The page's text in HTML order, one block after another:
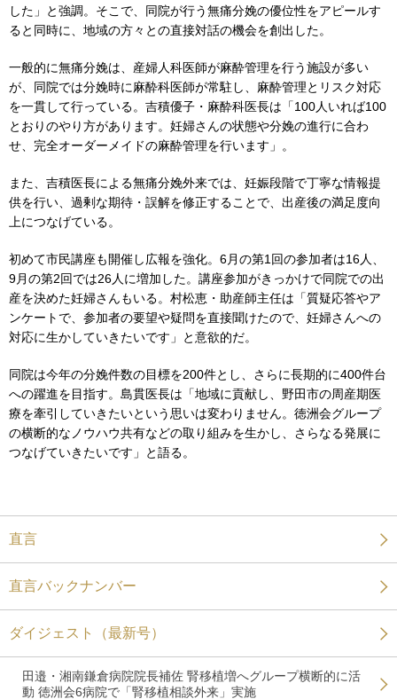
した」と強調。そこで、同院が行う無痛分娩の優位性をアピールす
ると同時に、地域の方々との直接対話の機会を創出した。
一般的に無痛分娩は、産婦人科医師が麻酔管理を行う施設が多い
が、同院では分娩時に麻酔科医師が常駐し、麻酔管理とリスク対応
を一貫して行っている。吉積優子・麻酔科医長は「100人いれば100
とおりのやり方があります。妊婦さんの状態や分娩の進行に合わ
せ、完全オーダーメイドの麻酔管理を行います」。
また、吉積医長による無痛分娩外来では、妊娠段階で丁寧な情報提
供を行い、過剰な期待・誤解を修正することで、出産後の満足度向
上につなげている。
初めて市民講座も開催し広報を強化。6月の第1回の参加者は16人、
9月の第2回では26人に増加した。講座参加がきっかけで同院での出
産を決めた妊婦さんもいる。村松恵・助産師主任は「質疑応答やア
ンケートで、参加者の要望や疑問を直接聞けたので、妊婦さんへの
対応に生かしていきたいです」と意欲的だ。
同院は今年の分娩件数の目標を200件とし、さらに長期的に400件台
への躍進を目指す。島貫医長は「地域に貢献し、野田市の周産期医
療を牽引していきたいという思いは変わりません。徳洲会グループ
の横断的なノウハウ共有などの取り組みを生かし、さらなる発展に
つなげていきたいです」と語る。
直言
直言バックナンバー
ダイジェスト（最新号）
田邉・湘南鎌倉病院院長補佐 腎移植増へグループ横断的に活
動 徳洲会6病院で「腎移植相談外来」実施